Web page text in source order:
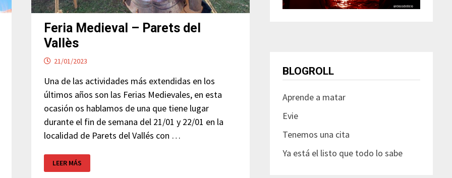
Feria Medieval – Parets del
Vallès
21/01/2023
Una de las actividades más extendidas en los
últimos años son las Ferias Medievales, en esta
ocasión os hablamos de una que tiene lugar
durante el fin de semana del 21/01 y 22/01 en la
localidad de Parets del Vallés con …
FERIA
MEDIEVAL
–
LEER MÁS
BLOGROLL
Aprende a matar
Evie
Tenemos una cita
Ya está el listo que todo lo sabe